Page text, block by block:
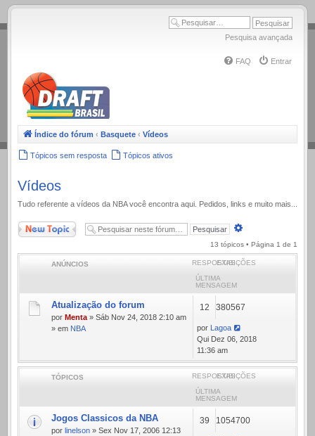
.
Pesquisa avançada
FAQ Entrar
Índice do fórum ‹ Basquete ‹ Vídeos
Tópicos sem resposta Tópicos ativos
Vídeos
Tudo referente a ví­deos da NBA você encontra aqui. Pedidos, links e muito mais...
Novo Tópico
13 tópicos • Página 1 de 1
ANÚNCIOS RESPOSTASEXIBIÇÕES
ÚLTIMA
MENSAGEM
Atualização do forum
por Menta » Sáb Nov 24, 2018 2:10 am
» em NBA
12 380567
por Lagoa
Qui Dez 06, 2018
11:36 am
TÓPICOS RESPOSTASEXIBIÇÕES
ÚLTIMA
MENSAGEM
Jogos Classicos da NBA
por linelson » Sex Nov 17, 2006 12:13
39 1054700